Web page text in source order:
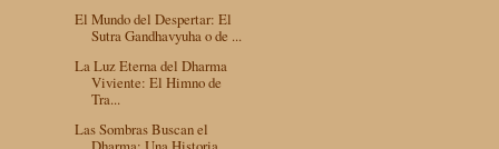
El Mundo del Despertar: El
Sutra Gandhavyuha o de ...
La Luz Eterna del Dharma
Viviente: El Himno de
Tra...
Las Sombras Buscan el